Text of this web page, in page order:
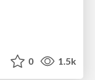
0 1.5k